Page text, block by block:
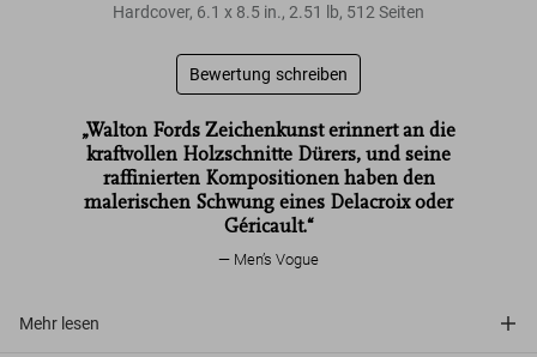
Hardcover, 6.1 x 8.5 in., 2.51 lb, 512 Seiten
Bewertung schreiben
„Walton Fords Zeichenkunst erinnert an die
kraftvollen Holzschnitte Dürers, und seine
raffinierten Kompositionen haben den
malerischen Schwung eines Delacroix oder
Géricault.“
Men’s Vogue
Mehr lesen